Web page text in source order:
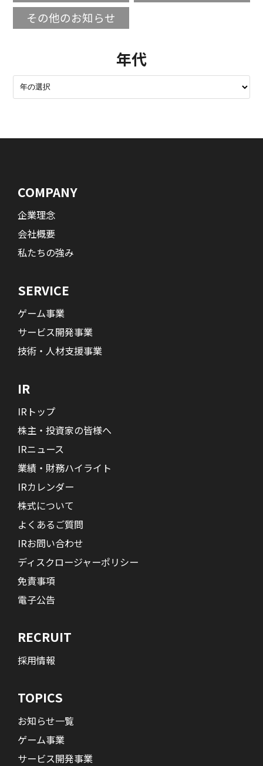
その他のお知らせ
年代
COMPANY
企業理念
会社概要
私たちの強み
SERVICE
ゲーム事業
サービス開発事業
技術・人材支援事業
IR
IRトップ
株主・投資家の皆様へ
IRニュース
業績・財務ハイライト
IRカレンダー
株式について
よくあるご質問
IRお問い合わせ
ディスクロージャーポリシー
免責事項
電子公告
RECRUIT
採用情報
TOPICS
お知らせ一覧
ゲーム事業
サービス開発事業